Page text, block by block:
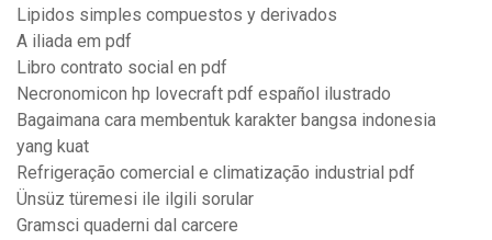
Lipidos simples compuestos y derivados
A iliada em pdf
Libro contrato social en pdf
Necronomicon hp lovecraft pdf español ilustrado
Bagaimana cara membentuk karakter bangsa indonesia
yang kuat
Refrigeração comercial e climatização industrial pdf
Ünsüz türemesi ile ilgili sorular
Gramsci quaderni dal carcere